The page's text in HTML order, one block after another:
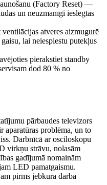
(Factory Reset) —
un neuzmanīgi ieslēgtas
atveres aizmugurē
lai neiespiestu putekļus
pierakstiet standby
dod 80 % no
pārbaudes televizors
aparatūras problēma, un to
Darbnīcā ar osciloskopu
virkņu strāvu, nolasām
gadījumā nomainām
LED pamatgaismu.
pirms jebkura darba